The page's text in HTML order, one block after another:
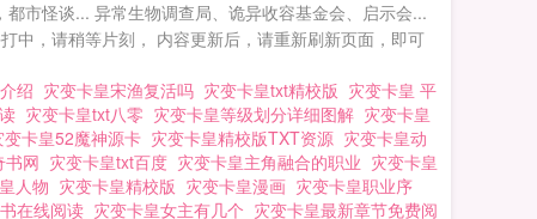
市怪谈... 异常生物调查局、诡异收容基金会、启示会...
中，请稍等片刻， 内容更新后，请重新刷新页面，即可
绍 灾变卡皇宋渔复活吗 灾变卡皇txt精校版 灾变卡皇 平
灾变卡皇txt八零 灾变卡皇等级划分详细图解 灾变卡皇
变卡皇52魔神源卡 灾变卡皇精校版TXT资源 灾变卡皇动
书网 灾变卡皇txt百度 灾变卡皇主角融合的职业 灾变卡皇
人物 灾变卡皇精校版 灾变卡皇漫画 灾变卡皇职业序
在线阅读 灾变卡皇女主有几个 灾变卡皇最新章节免费阅